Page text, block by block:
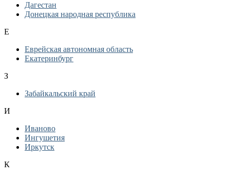
Дагестан
Донецкая народная республика
Е
Еврейская автономная область
Екатеринбург
З
Забайкальский край
И
Иваново
Ингушетия
Иркутск
К